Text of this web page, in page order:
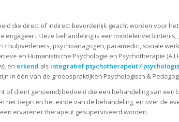
die direct of indirect bevorderlijk geacht worden voor
Deze behandeling is een
hulpverleners, psychoanagogen, paramedici, sociale
en Humanistische Psychologie en Psychotherapie
en erkend als integratief psychotherapeut /
in één van de groepspraktijken Psychologisch &
of cliënt genoemd) bedoeld die een behandeling van
begin en het einde van de behandeling, en over de
ervarener therapeut gesuperviseerd worden.